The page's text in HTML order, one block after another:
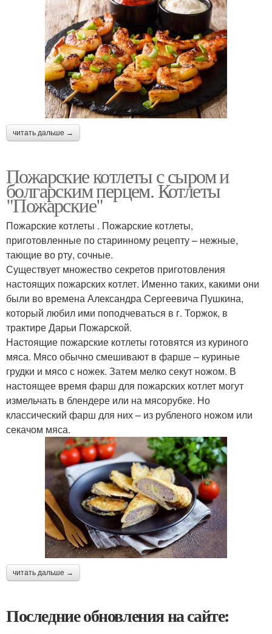
читать дальше →
Пожарские котлеты с сыром и
болгарским перцем. Котлеты
"Пожарские"
Пожарские котлеты . Пожарские котлеты,
приготовленные по старинному рецепту – нежные,
тающие во рту, сочные.
Существует множество секретов приготовления
настоящих пожарских котлет. Именно таких, какими они
были во времена Александра Сергеевича Пушкина,
который любил ими поподчеваться в г. Торжок, в
трактире Дарьи Пожарской.
Настоящие пожарские котлеты готовятся из куриного
мяса. Мясо обычно смешивают в фарше – куриные
грудки и мясо с ножек. Затем мелко секут ножом. В
настоящее время фарш для пожарских котлет могут
измельчать в блендере или на мясорубке. Но
классический фарш для них – из рубленого ножом или
секачом мяса.
читать дальше →
Последние обновления на сайте: